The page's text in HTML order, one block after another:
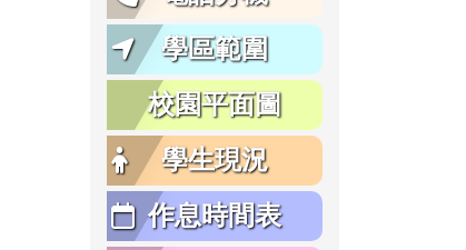
學區範圍
校園平面圖
學生現況
作息時間表